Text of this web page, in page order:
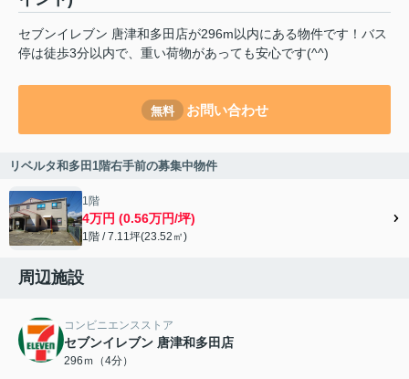
セブンイレブン 唐津和多田店が296m以内にある物件です！バス
停は徒歩3分以内で、重い荷物があっても安心です(^^)
無料 お問い合わせ
リベルタ和多田1階右手前の募集中物件
1階
4万円 (0.56万円/坪)
1階 / 7.11坪(23.52㎡)
周辺施設
コンビニエンスストア
セブンイレブン 唐津和多田店
296ｍ（4分）